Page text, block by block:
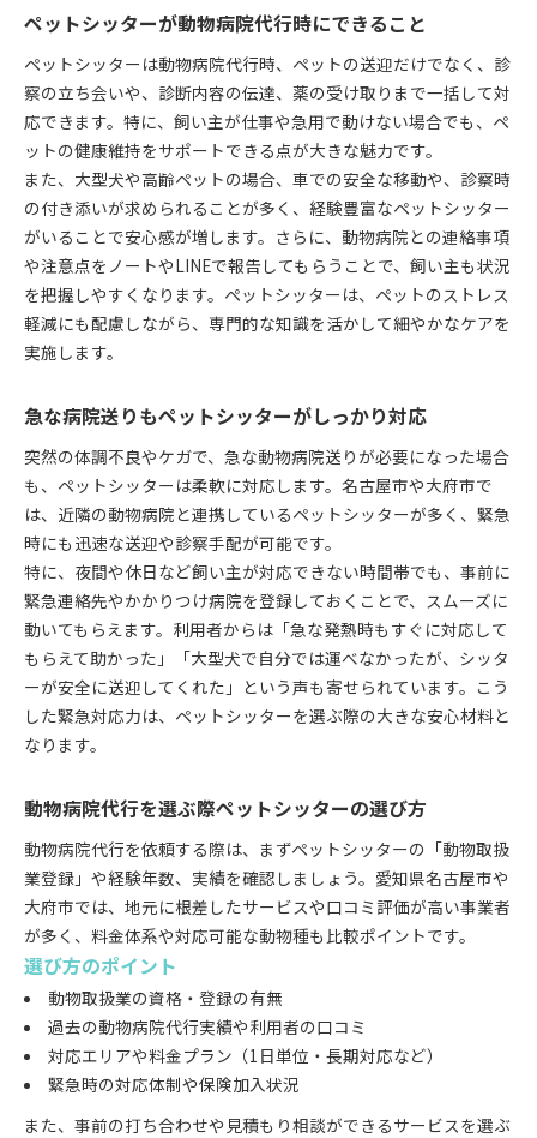
ペットシッターが動物病院代行時にできること
ペットシッターは動物病院代行時、ペットの送迎だけでなく、診
察の立ち会いや、診断内容の伝達、薬の受け取りまで一括して対
応できます。特に、飼い主が仕事や急用で動けない場合でも、ペ
ットの健康維持をサポートできる点が大きな魅力です。
また、大型犬や高齢ペットの場合、車での安全な移動や、診察時
の付き添いが求められることが多く、経験豊富なペットシッター
がいることで安心感が増します。さらに、動物病院との連絡事項
や注意点をノートやLINEで報告してもらうことで、飼い主も状況
を把握しやすくなります。ペットシッターは、ペットのストレス
軽減にも配慮しながら、専門的な知識を活かして細やかなケアを
実施します。
急な病院送りもペットシッターがしっかり対応
突然の体調不良やケガで、急な動物病院送りが必要になった場合
も、ペットシッターは柔軟に対応します。名古屋市や大府市で
は、近隣の動物病院と連携しているペットシッターが多く、緊急
時にも迅速な送迎や診察手配が可能です。
特に、夜間や休日など飼い主が対応できない時間帯でも、事前に
緊急連絡先やかかりつけ病院を登録しておくことで、スムーズに
動いてもらえます。利用者からは「急な発熱時もすぐに対応して
もらえて助かった」「大型犬で自分では運べなかったが、シッタ
ーが安全に送迎してくれた」という声も寄せられています。こう
した緊急対応力は、ペットシッターを選ぶ際の大きな安心材料と
なります。
動物病院代行を選ぶ際ペットシッターの選び方
動物病院代行を依頼する際は、まずペットシッターの「動物取扱
業登録」や経験年数、実績を確認しましょう。愛知県名古屋市や
大府市では、地元に根差したサービスや口コミ評価が高い事業者
が多く、料金体系や対応可能な動物種も比較ポイントです。
選び方のポイント
動物取扱業の資格・登録の有無
過去の動物病院代行実績や利用者の口コミ
対応エリアや料金プラン（1日単位・長期対応など）
緊急時の対応体制や保険加入状況
また、事前の打ち合わせや見積もり相談ができるサービスを選ぶ